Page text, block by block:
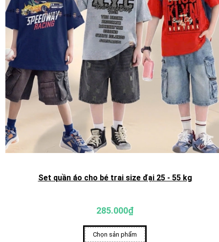
Set quần áo cho bé trai size đại 25 - 55 kg
285.000₫
Chọn sản phẩm